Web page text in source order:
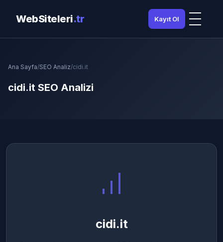
WebSiteleri.tr Kayıt Ol
Ana Sayfa/SEO Analiz/cidi.it
cidi.it SEO Analizi
cidi.it